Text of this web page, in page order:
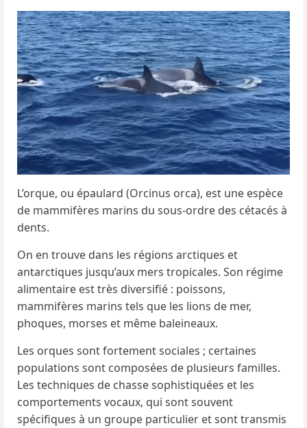
L’orque, ou épaulard (Orcinus orca), est une espèce
de mammifères marins du sous-ordre des cétacés à
dents.
On en trouve dans les régions arctiques et
antarctiques jusqu’aux mers tropicales. Son régime
alimentaire est très diversifié : poissons,
mammifères marins tels que les lions de mer,
phoques, morses et même baleineaux.
Les orques sont fortement sociales ; certaines
populations sont composées de plusieurs familles.
Les techniques de chasse sophistiquées et les
comportements vocaux, qui sont souvent
spécifiques à un groupe particulier et sont transmis